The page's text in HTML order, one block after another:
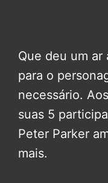
Que deu um ar
para o
necessário.
suas 5
Peter Parker
mais.